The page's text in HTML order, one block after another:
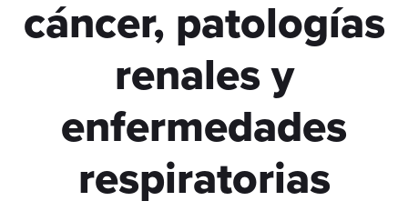
cáncer, patologías
renales y
enfermedades
respiratorias